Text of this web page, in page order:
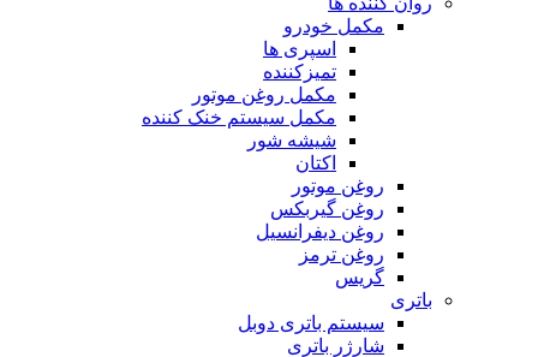
مکمل خودرو
اسپری ها
تمیزکننده
مکمل روغن موتور
مکمل سیستم خنک کننده
شیشه شور
اکتان
روغن موتور
روغن گیربکس
روغن دیفرانسیل
روغن ترمز
گریس
باتری
سیستم باتری دوبل
شارژر باتری